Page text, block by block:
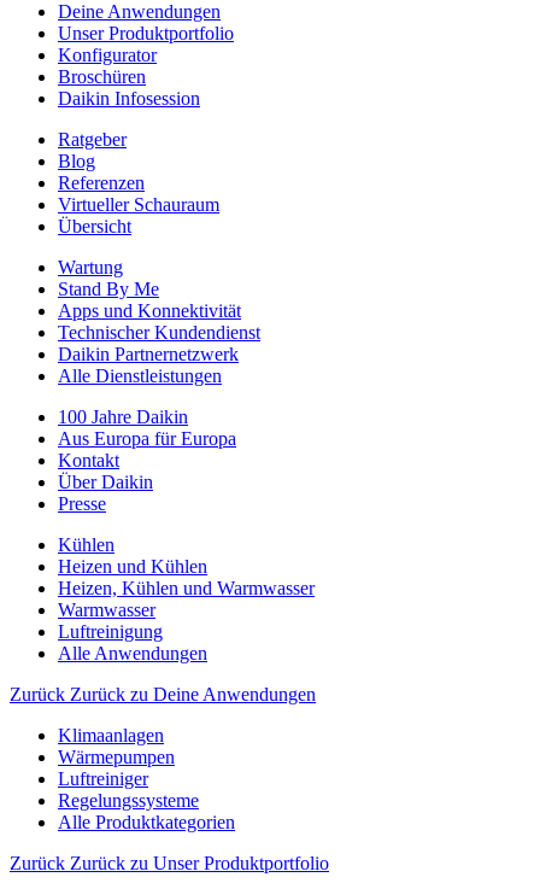
Deine Anwendungen
Unser Produktportfolio
Konfigurator
Broschüren
Daikin Infosession
Ratgeber
Blog
Referenzen
Virtueller Schauraum
Übersicht
Wartung
Stand By Me
Apps und Konnektivität
Technischer Kundendienst
Daikin Partnernetzwerk
Alle Dienstleistungen
100 Jahre Daikin
Aus Europa für Europa
Kontakt
Über Daikin
Presse
Kühlen
Heizen und Kühlen
Heizen, Kühlen und Warmwasser
Warmwasser
Luftreinigung
Alle Anwendungen
Zurück Zurück zu Deine Anwendungen
Klimaanlagen
Wärmepumpen
Luftreiniger
Regelungssysteme
Alle Produktkategorien
Zurück Zurück zu Unser Produktportfolio